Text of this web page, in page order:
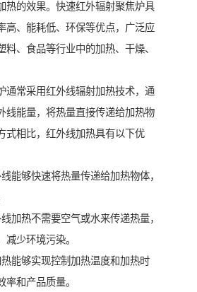
热的效果。快速红外辐射聚焦炉具
高、能耗低、环保等优点，广泛应
料、食品等行业中的加热、干燥、
通常采用红外线辐射加热技术，通
线能量，将热量直接传递给加热物
式相比，红外线加热具有以下优
能够快速将热量传递给加热物体，
加热不需要空气或水来传递热量，
减少环境污染。
能够实现控制加热温度和加热时
率和产品质量。